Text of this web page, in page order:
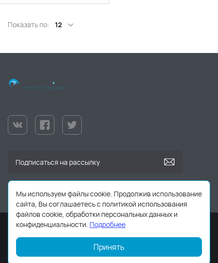
Показать по: 12
2026 © Все права защищены. Работает наReadyScript
Мы используем файлы cookie. Продолжив использование
сайта, Вы соглашаетесь с политикой использования
файлов cookie, обработки персональных данных и
конфиденциальности. Подробнее
Принять